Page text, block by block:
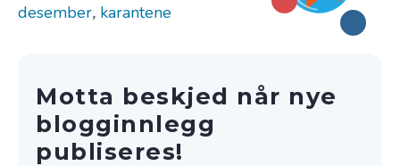
desember, karantene
Motta beskjed når nye
blogginnlegg
publiseres!